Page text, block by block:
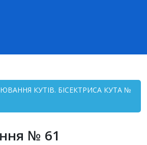
КУТІВ. БІСЕКТРИСА КУТА №
№ 61